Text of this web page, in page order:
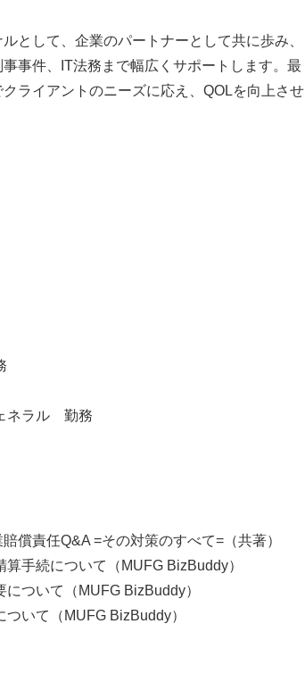
として、企業のパートナーとして共に歩み、
事件、IT法務まで幅広くサポートします。最
ライアントのニーズに応え、QOLを向上させ
ネラル 勤務
償責任Q&A =その対策のすべて=（共著）
手続について（MUFG BizBuddy）
ついて（MUFG BizBuddy）
いて（MUFG BizBuddy）